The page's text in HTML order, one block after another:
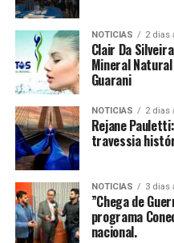
NOTICIAS 2 dias
Clair Da
Mineral
Guarani
NOTICIAS 2 dias
Rejane
travessia
NOTICIAS 3 dias
​”Chega de
programa
nacional.